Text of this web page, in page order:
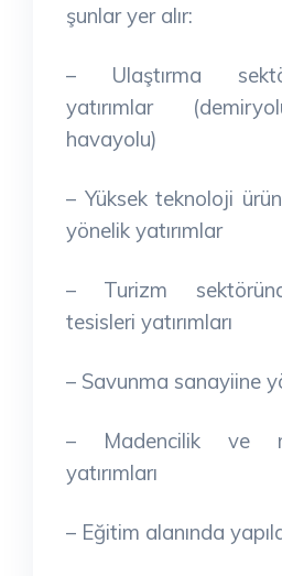
şunlar yer alır:
– Ulaştırma
yatırımlar
havayolu)
– Yüksek teknoloji
yönelik yatırımlar
– Turizm
tesisleri yatırımları
– Savunma sanayiine
– Madencilik ve
yatırımları
– Eğitim alanında